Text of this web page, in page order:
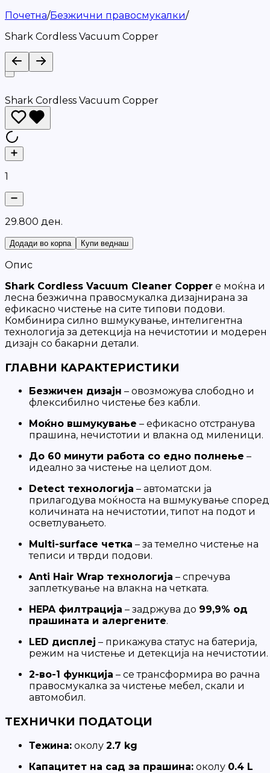
Почетна/Безжични правосмукалки/
Shark Cordless Vacuum Copper
Shark Cordless Vacuum Copper
1
29.800 ден.
Додади во корпа Купи веднаш
Опис
Shark Cordless Vacuum Cleaner Copper е моќна и
лесна безжична правосмукалка дизајнирана за
ефикасно чистење на сите типови подови.
Комбинира силно вшмукување, интелигентна
технологија за детекција на нечистотии и модерен
дизајн со бакарни детали.
ГЛАВНИ КАРАКТЕРИСТИКИ
Безжичен дизајн – овозможува слободно и
флексибилно чистење без кабли.
Моќно вшмукување – ефикасно отстранува
прашина, нечистотии и влакна од миленици.
До 60 минути работа со едно полнење –
идеално за чистење на целиот дом.
Detect технологија – автоматски ја
прилагодува моќноста на вшмукување според
количината на нечистотии, типот на подот и
осветлувањето.
Multi-surface четка – за темелно чистење на
теписи и тврди подови.
Anti Hair Wrap технологија – спречува
заплеткување на влакна на четката.
HEPA филтрација – задржува до 99,9% од
прашината и алергените.
LED дисплеј – прикажува статус на батерија,
режим на чистење и детекција на нечистотии.
2-во-1 функција – се трансформира во рачна
правосмукалка за чистење мебел, скали и
автомобил.
ТЕХНИЧКИ ПОДАТОЦИ
Тежина: околу 2.7 kg
Капацитет на сад за прашина: околу 0.4 L